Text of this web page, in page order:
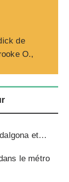
de
O.,
et…
le métro